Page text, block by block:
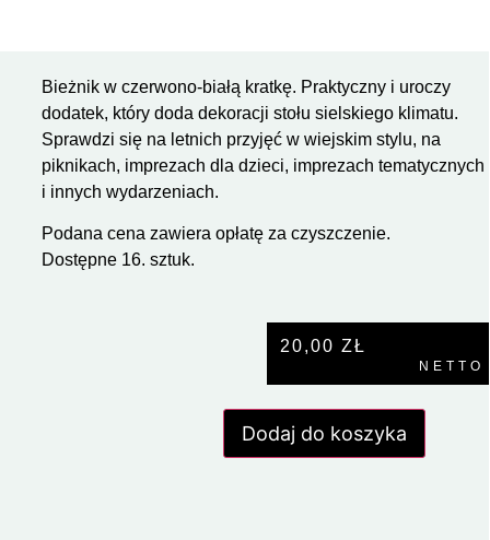
Bieżnik w czerwono-białą kratkę. Praktyczny i uroczy
dodatek, który doda dekoracji stołu sielskiego klimatu.
Sprawdzi się na letnich przyjęć w wiejskim stylu, na
piknikach, imprezach dla dzieci, imprezach tematycznych
i innych wydarzeniach.
Podana cena zawiera opłatę za czyszczenie.
Dostępne 16. sztuk.
20,00 ZŁ
NETTO
Dodaj do koszyka